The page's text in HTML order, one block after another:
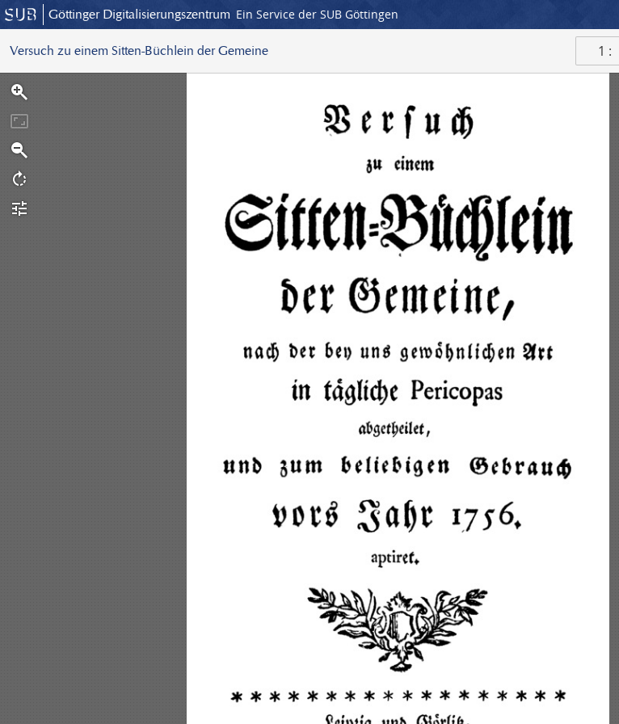
Göttinger Digitalisierungszentrum Ein Service der SUB Göttingen
Versuch zu einem Sitten-Büchlein der Gemeine 1 :